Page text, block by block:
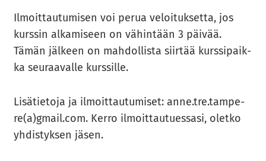
Il­moit­tau­tu­mi­sen voi perua ve­loi­tuk­set­ta, jos
kurs­sin al­ka­mi­seen on vä­hin­tään 3 päi­vää.
Tämän jäl­keen on mah­dol­lis­ta siir­tää kurs­si­paik­
ka seu­raa­val­le kurs­sil­le.
Li­sä­tie­to­ja ja il­moit­tau­tu­mi­set: anne.tre.tam­pe­
re(a)gmail.com. Kerro il­moit­tau­tues­sa­si, olet­ko
yh­dis­tyk­sen jäsen.